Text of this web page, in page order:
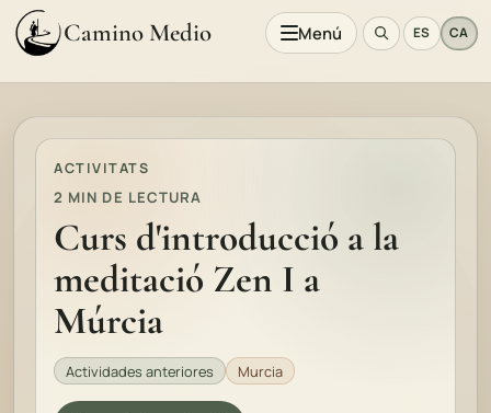
Camino Medio Menú ES CA
ACTIVITATS
2 MIN DE LECTURA
Curs d'introducció a la
meditació Zen I a
Múrcia
Actividades anteriores Murcia